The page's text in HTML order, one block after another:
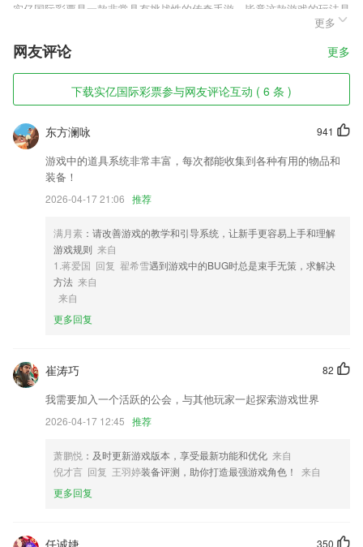
实亿国际彩票是一款非常具有挑战性的传奇手游，毕竟这款游戏的玩法是
非常多的，而且这些玩法都是需要玩家进行体验的，并且有些玩法的难度
还是比较高，需要玩家通过这些难度才能快速的闯过所有的玩法。
1,及时的了解不一样的医疗信息管理，随时知晓你关注的医疗服务信息所
在。
2,支持上线通知功能。
3,移动支付，结束充电自动结算，收费明细一目了然；随时随地查看以往
消费记录。
4,学习好拼音对于学好语文是有帮助的，所以需求从小抓起，这样后期上
5,根据华师大早教专家团多年教学经验，每日循序渐进难度阶梯螺旋上
升，为2~8岁学前儿童数学启蒙编排的系列心算课程。
6,每天一期动画绘本，全视角覆盖儿童叛逆期，为成长保驾护航
实亿国际彩票软件优势
2.多元题型练习普通话，听音辨图、听音选词和挑战组句、词语填空等题
型可以练习。
3.·在线观看英语教学视频，学习更加标准的英语
5.拼音拼读，跟着念，掌握汉字标准发音。听音选字练习，强化读音记
更多
网友评论 更多
下载实亿国际彩票参与网友评论互动 ( 6 条 )
941
东方澜咏
游戏中的道具系统非常丰富，每次都能收集到各种有用的物品和
装备！
2026-04-17 21:06 推荐
满月素 ：请改善游戏的教学和引导系统，让新手更容易上手和理解
游戏规则 来自
1.蒋爱国 回复 翟希雪遇到游戏中的BUG时总是束手无策，求解决
方法 来自
来自
更多回复
82
崔涛巧
我需要加入一个活跃的公会，与其他玩家一起探索游戏世界
2026-04-17 12:45 推荐
萧鹏悦 ：及时更新游戏版本，享受最新功能和优化 来自
倪才言 回复 王羽婷装备评测，助你打造最强游戏角色！
来自
更多回复
350
任诚婕